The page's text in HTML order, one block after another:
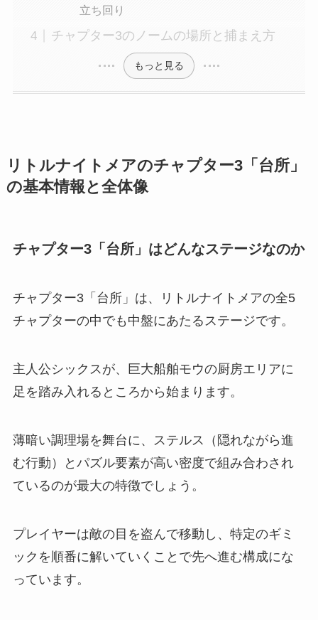
立ち回り
チャプター3のノームの場所と捕まえ方
もっと見る
リトルナイトメアのチャプター3「台所」
の基本情報と全体像
チャプター3「台所」はどんなステージなのか
チャプター3「台所」は、リトルナイトメアの全5
チャプターの中でも中盤にあたるステージです。
主人公シックスが、巨大船舶モウの厨房エリアに
足を踏み入れるところから始まります。
薄暗い調理場を舞台に、ステルス（隠れながら進
む行動）とパズル要素が高い密度で組み合わされ
ているのが最大の特徴でしょう。
プレイヤーは敵の目を盗んで移動し、特定のギミ
ックを順番に解いていくことで先へ進む構成にな
っています。